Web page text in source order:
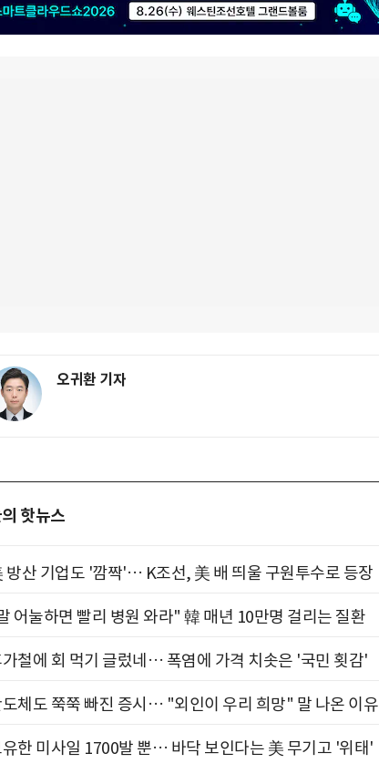
오귀환 기자
핫뉴스
방산 기업도 '깜짝'… K조선, 美 배 띄울 구원투수로 등장
어눌하면 빨리 병원 와라" 韓 매년 10만명 걸리는 질환
철에 회 먹기 글렀네… 폭염에 가격 치솟은 '국민 횟감'
체도 쭉쭉 빠진 증시… "외인이 우리 희망" 말 나온 이유
한 미사일 1700발 뿐… 바닥 보인다는 美 무기고 '위태'